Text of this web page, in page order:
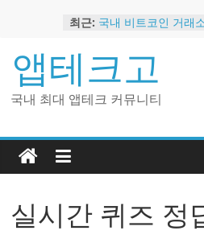
content
최근: 국내 비트코인 거래
트
2024 강력히 추천하
금 앱테크
해외 코인 거래소 추
앱테크고
국내 최대 앱테크 커뮤니티
실시간 퀴즈 정